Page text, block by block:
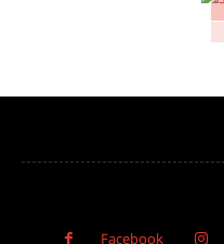
Facebook